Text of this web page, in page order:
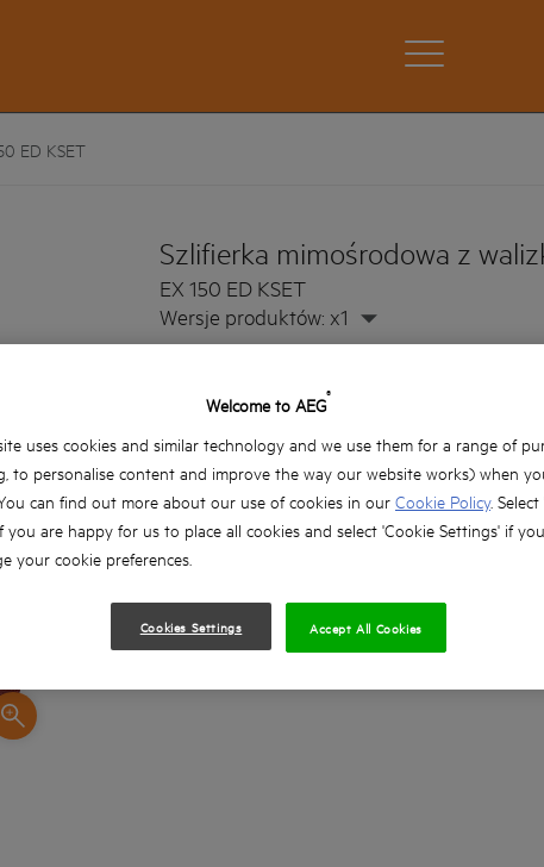
ED KSET
Szlifierka mimośrodowa z
EX 150 ED KSET
Wersje produktów: x1
Podwójna oscylacja dla lepszej kontroli
Regulacja prędkości zapewnia maksimum
Miękki start i hamulec talerza szlifierskiego
materiału
Włącznik suwakowy zagłębiony w korpusie
użytkowania
Odsysanie pyłu: worek na pył lub odkurzacz
Konstrukcja wykonana z odlewu
Welcome to AEG®
uses cookies and similar technology and we use them for a range of
to personalise content and improve the way our website works) when
can find out more about our use of cookies in our Cookie Policy.
you are happy for us to place all cookies and select 'Cookie Settings' if
your cookie preferences.
Cookies Settings Accept All Cookies